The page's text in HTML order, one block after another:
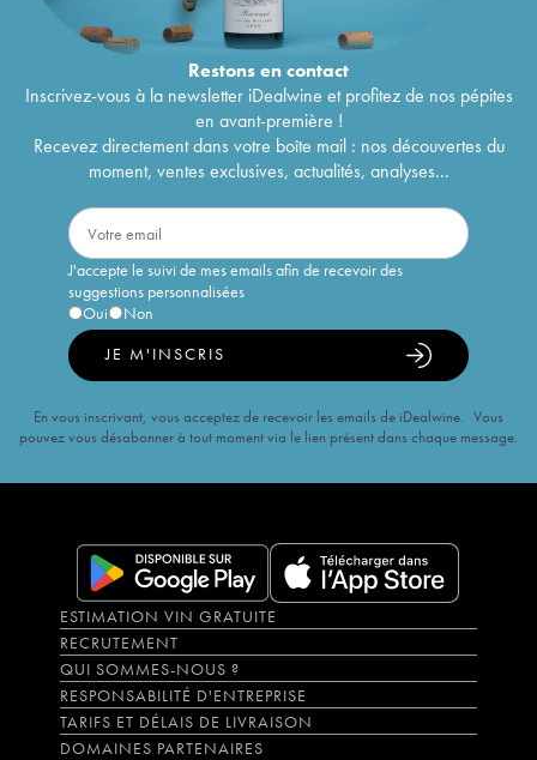
Restons encontact
Inscrivez-vous à la newsletter iDealwine et profitez de nos pépites
en avant-première !
Recevez directement dans votre boîte mail : nos découvertes du
moment, ventes exclusives, actualités, analyses...
J'accepte le suivi de mes emails afin de recevoir des
suggestions personnalisées
Oui
Non
JE M'INSCRIS
En vous inscrivant, vous acceptez de recevoir les emails de iDealwine. Vous
pouvez vous désabonner à tout moment via le lien présent dans chaque message.
ESTIMATION VIN GRATUITE
RECRUTEMENT
QUI SOMMES-NOUS ?
RESPONSABILITÉ D'ENTREPRISE
TARIFS ET DÉLAIS DE LIVRAISON
DOMAINES PARTENAIRES